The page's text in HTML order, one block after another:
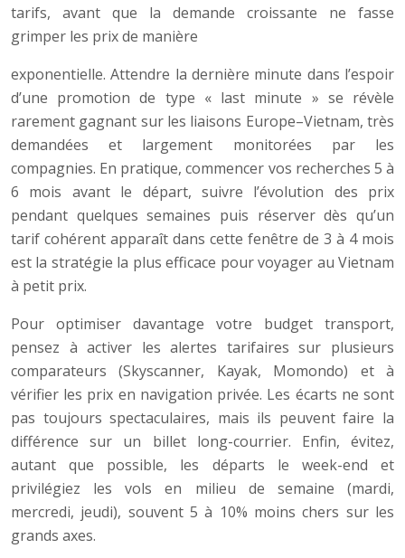
tarifs, avant que la demande croissante ne fasse
grimper les prix de manière
exponentielle. Attendre la dernière minute dans l’espoir
d’une promotion de type « last minute » se révèle
rarement gagnant sur les liaisons Europe–Vietnam, très
demandées et largement monitorées par les
compagnies. En pratique, commencer vos recherches 5 à
6 mois avant le départ, suivre l’évolution des prix
pendant quelques semaines puis réserver dès qu’un
tarif cohérent apparaît dans cette fenêtre de 3 à 4 mois
est la stratégie la plus efficace pour voyager au Vietnam
à petit prix.
Pour optimiser davantage votre budget transport,
pensez à activer les alertes tarifaires sur plusieurs
comparateurs (Skyscanner, Kayak, Momondo) et à
vérifier les prix en navigation privée. Les écarts ne sont
pas toujours spectaculaires, mais ils peuvent faire la
différence sur un billet long-courrier. Enfin, évitez,
autant que possible, les départs le week-end et
privilégiez les vols en milieu de semaine (mardi,
mercredi, jeudi), souvent 5 à 10% moins chers sur les
grands axes.